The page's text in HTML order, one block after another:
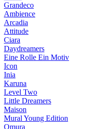
Grandeco
Ambience
Arcadia
Attitude
Ciara
Daydreamers
Eine Rolle Ein Motiv
Icon
Inia
Karuna
Level Two
Little Dreamers
Maison
Mural Young Edition
Omura